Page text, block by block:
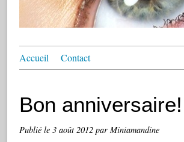
Accueil Contact
Bon
Publié le 3 août 2012 par Miniamandine